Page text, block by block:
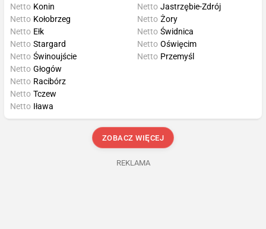
Netto Konin
Netto Jastrzębie-Zdrój
Netto Kołobrzeg
Netto Ełk
Netto Stargard
Netto Świnoujście
Netto Żory
Netto Świdnica
Netto Oświęcim
Netto Przemyśl
Netto Głogów
Netto Racibórz
Netto Tczew
Netto Iława
ZOBACZ WIĘCEJ
REKLAMA